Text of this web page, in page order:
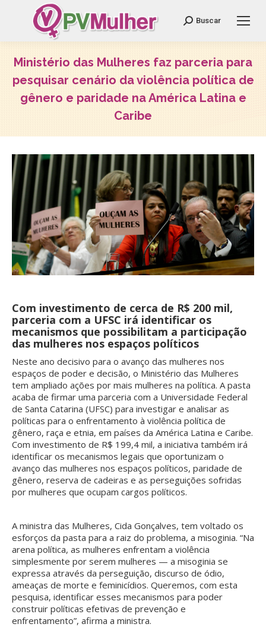
Search:
Buscar
Ministério das Mulheres faz parceria para
pesquisar cenário da violência política de
gênero e paridade na América Latina e
Caribe
Com investimento de cerca de R$ 200 mil,
parceria com a UFSC irá identificar os
mecanismos que possibilitam a participação
das mulheres nos espaços políticos
Neste ano decisivo para o avanço das mulheres nos
espaços de poder e decisão, o Ministério das Mulheres
tem ampliado ações por mais mulheres na política. A pasta
acaba de firmar uma parceria com a Universidade Federal
de Santa Catarina (UFSC) para investigar e analisar as
políticas para o enfrentamento à violência política de
gênero, raça e etnia, em países da América Latina e Caribe.
Com investimento de R$ 199,4 mil, a iniciativa também irá
identificar os mecanismos legais que oportunizam o
avanço das mulheres nos espaços políticos, paridade de
gênero, reserva de cadeiras e as perseguições sofridas
por mulheres que ocupam cargos políticos.
A ministra das Mulheres, Cida Gonçalves, tem voltado os
esforços da pasta para a raiz do problema, a misoginia. “Na
arena política, as mulheres enfrentam a violência
simplesmente por serem mulheres — a misoginia se
expressa através da perseguição, discurso de ódio,
ameaças de morte e feminicídios. Queremos, com esta
pesquisa, identificar esses mecanismos para poder
construir políticas efetivas de prevenção e
enfrentamento”, afirma a ministra.